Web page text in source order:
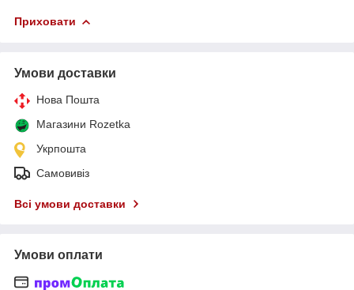
Приховати
Умови доставки
Нова Пошта
Магазини Rozetka
Укрпошта
Самовивіз
Всі умови доставки
Умови оплати